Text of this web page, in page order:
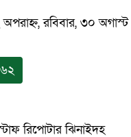
রবিবার, ৩০
৬২
রিপোটার ঝিনাইদহ